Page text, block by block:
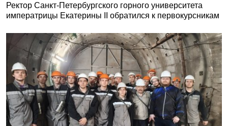
Ректор Санкт-Петербургского горного университета
императрицы Екатерины II обратился к первокурсникам